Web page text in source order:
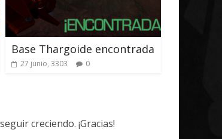
Base Thargoide encontrada
27 junio, 3303 0
creciendo. ¡Gracias!